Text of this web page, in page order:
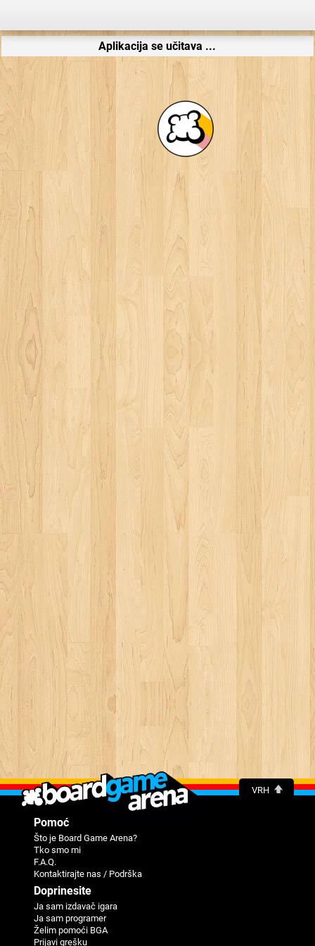
Aplikacija se učitava ...
VRH
Pomoć
Što je Board Game Arena?
Tko smo mi
F.A.Q.
Kontaktirajte nas / Podrška
Doprinesite
Ja sam izdavač igara
Ja sam programer
Žеlim pomoći BGA
Priјavi grеšku